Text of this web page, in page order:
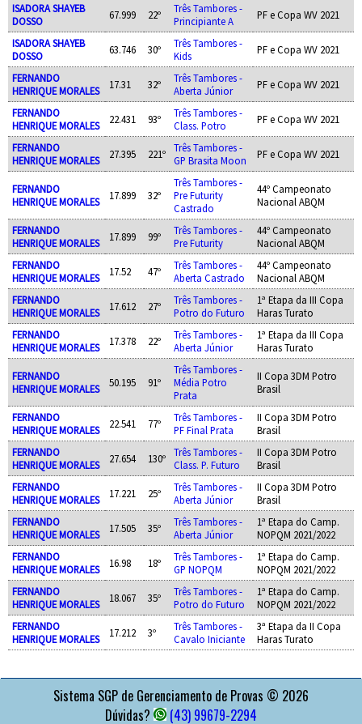
ISADORA SHAYEB
DOSSO
67.999 22º
Três Tambores -
Principiante A
PF e Copa WV 2021
ISADORA SHAYEB
DOSSO
63.746 30º
Três Tambores -
Kids
PF e Copa WV 2021
FERNANDO
HENRIQUE MORALES
17.31 32º
Três Tambores -
Aberta Júnior
PF e Copa WV 2021
FERNANDO
HENRIQUE MORALES
22.431 93º
Três Tambores -
Class. Potro
PF e Copa WV 2021
FERNANDO
HENRIQUE MORALES
27.395 221º
Três Tambores -
GP Brasita Moon
PF e Copa WV 2021
FERNANDO
HENRIQUE MORALES
17.899 32º
Três Tambores -
Pre Futurity
Castrado
44º Campeonato
Nacional ABQM
FERNANDO
HENRIQUE MORALES
17.899 99º
Três Tambores -
Pre Futurity
44º Campeonato
Nacional ABQM
FERNANDO
HENRIQUE MORALES
17.52 47º
Três Tambores -
Aberta Castrado
44º Campeonato
Nacional ABQM
FERNANDO
HENRIQUE MORALES
17.612 27º
Três Tambores -
Potro do Futuro
1ª Etapa da III Copa
Haras Turato
FERNANDO
HENRIQUE MORALES
17.378 22º
Três Tambores -
Aberta Júnior
1ª Etapa da III Copa
Haras Turato
FERNANDO
HENRIQUE MORALES
50.195 91º
Três Tambores -
Média Potro
Prata
II Copa 3DM Potro
Brasil
FERNANDO
HENRIQUE MORALES
22.541 77º
Três Tambores -
PF Final Prata
II Copa 3DM Potro
Brasil
FERNANDO
HENRIQUE MORALES
27.654 130º
Três Tambores -
Class. P. Futuro
II Copa 3DM Potro
Brasil
FERNANDO
HENRIQUE MORALES
17.221 25º
Três Tambores -
Aberta Júnior
II Copa 3DM Potro
Brasil
FERNANDO
HENRIQUE MORALES
17.505 35º
Três Tambores -
Aberta Júnior
1ª Etapa do Camp.
NOPQM 2021/2022
FERNANDO
HENRIQUE MORALES
16.98 18º
Três Tambores -
GP NOPQM
1ª Etapa do Camp.
NOPQM 2021/2022
FERNANDO
HENRIQUE MORALES
18.067 35º
Três Tambores -
Potro do Futuro
1ª Etapa do Camp.
NOPQM 2021/2022
FERNANDO
HENRIQUE MORALES
17.212 3º
Três Tambores -
Cavalo Iniciante
3ª Etapa da II Copa
Haras Turato
Sistema SGP de Gerenciamento de Provas © 2026
Dúvidas?
(43) 99679-2294